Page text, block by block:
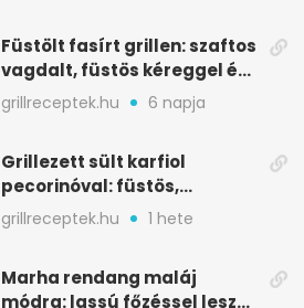
Füstölt fasírt grillen: szaftos
vagdalt, füstös kéreggel és
BBQ mázzal
grillreceptek.hu 6 napja
Grillezett sült karfiol
pecorinóval: füstös,
karamellizált nyári kedvenc
grillreceptek.hu 1 hete
Marha rendang maláj
módra: lassú főzéssel lesz